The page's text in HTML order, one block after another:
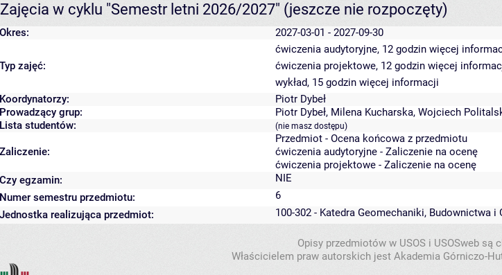
Zajęcia w cyklu "Semestr letni 2026/2027" (jeszcze nie rozpoczęty)
Okres: 2027-03-01 - 2027-09-30
Typ zajęć:
ćwiczenia audytoryjne, 12 godzin więcej
ćwiczenia projektowe, 12 godzin więcej
wykład, 15 godzin więcej informacji
Koordynatorzy:
Piotr Dybeł
Prowadzący grup:
Piotr Dybeł, Milena Kucharska, Wojciech
Lista studentów:
(nie masz dostępu)
Zaliczenie:
Przedmiot - Ocena końcowa z przedmiotu
ćwiczenia audytoryjne - Zaliczenie na ocenę
ćwiczenia projektowe - Zaliczenie na ocenę
Czy egzamin:
NIE
Numer semestru przedmiotu:
6
Jednostka realizująca przedmiot:
100-302 - Katedra Geomechaniki, Budownictwa i
Opisy przedmiotów w USOS i USOSweb są
Właścicielem praw autorskich jest Akademia Górniczo-